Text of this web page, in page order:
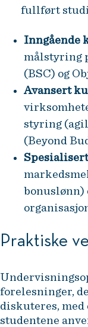
fullført
Inngående
målstyring
(BSC) og
Avansert
styring
(Beyond
Praktiske
forelesninger,
diskuteres, med
studentene